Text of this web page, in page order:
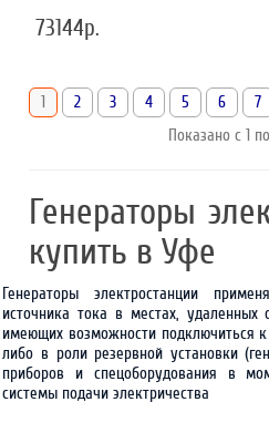
73144р.
1 2 3 4 5 6 7
Показано с 1
Генераторы
купить в Уфе
Генераторы электростанции
источника тока в местах, удаленных
имеющих возможности подключиться
либо в роли резервной установки
приборов и спецоборудования в
системы подачи электричества